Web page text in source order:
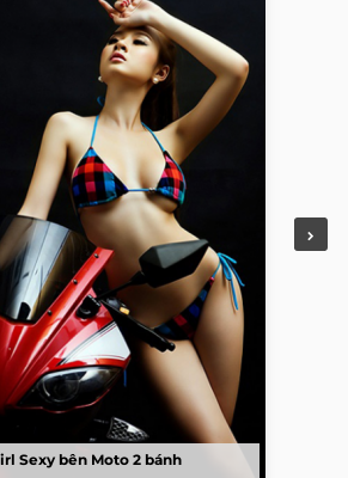
Sexy bên Moto 2 bánh